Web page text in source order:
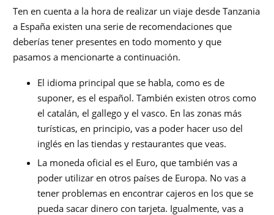
Ten en cuenta a la hora de realizar un viaje desde Tanzania
a España existen una serie de recomendaciones que
deberías tener presentes en todo momento y que
pasamos a mencionarte a continuación.
El idioma principal que se habla, como es de
suponer, es el español. También existen otros como
el catalán, el gallego y el vasco. En las zonas más
turísticas, en principio, vas a poder hacer uso del
inglés en las tiendas y restaurantes que veas.
La moneda oficial es el Euro, que también vas a
poder utilizar en otros países de Europa. No vas a
tener problemas en encontrar cajeros en los que se
pueda sacar dinero con tarjeta. Igualmente, vas a